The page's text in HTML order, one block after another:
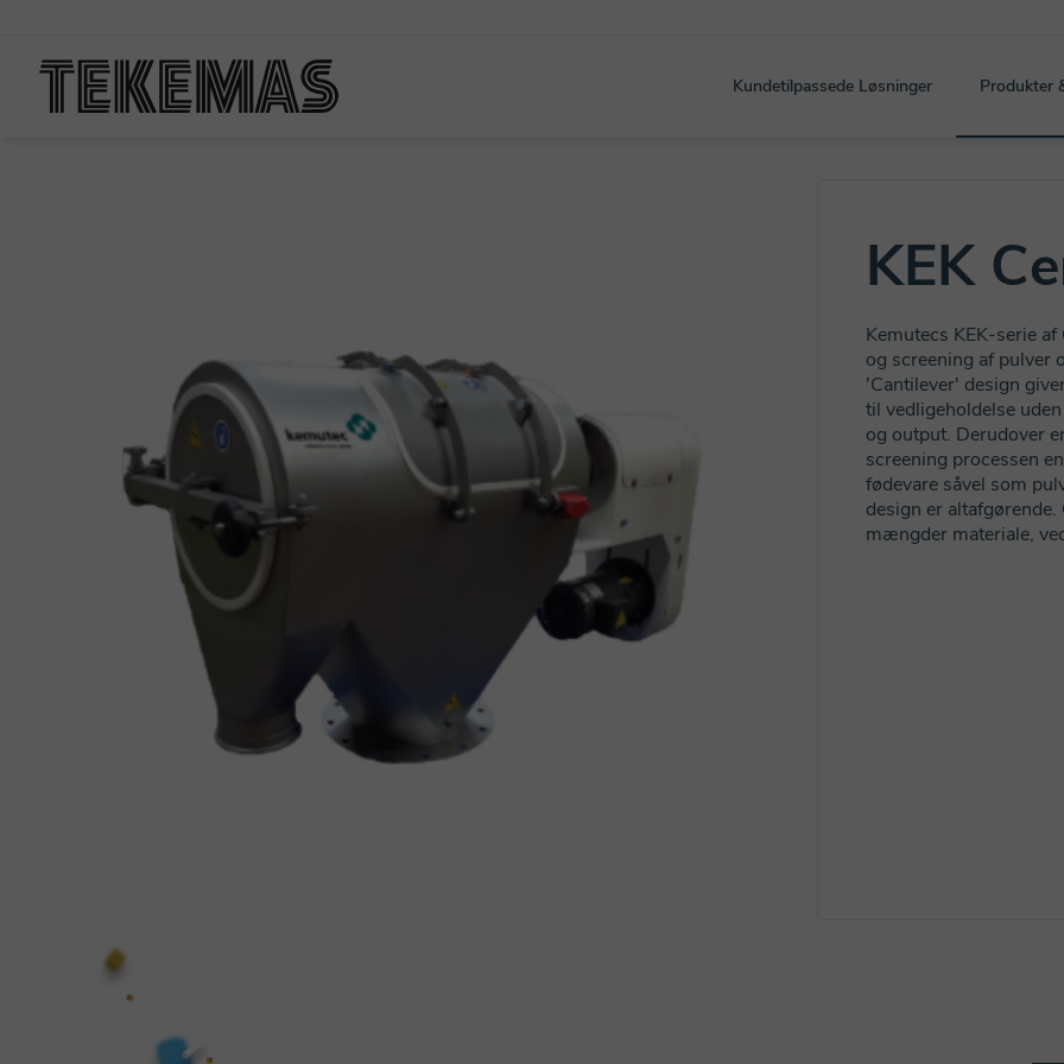
Kundetilpassede Løsninger Produkter
KEK
Kemutecs KEK-serie
og screening af pulver
'Cantilever' design
til vedligeholdelse
og output. Derudover
screening processen
fødevare såvel som
design er
mængder materiale,